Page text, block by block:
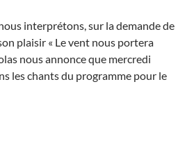
interprétons, sur la demande de
plaisir « Le vent nous portera
nous annonce que mercredi
les chants du programme pour le